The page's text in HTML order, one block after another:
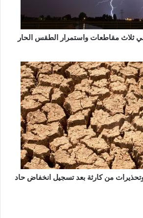
ثلاث مقاطعات واستمرار الطقس الحار
من كارثة بعد تسجيل انخفاض حاد